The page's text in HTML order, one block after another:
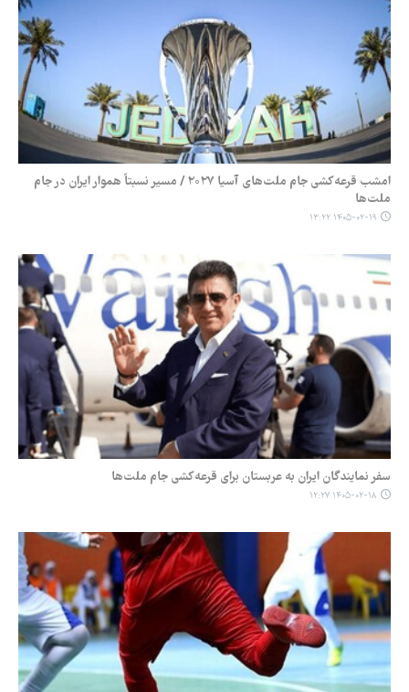
امشب قرعه‌کشی جام ملت‌های آسیا ۲۰۲۷ / مسیر نسبتاً هموار ایران در جام
ملت‌ها
۱۴۰۵-۰۲-۱۹ ۱۳:۲۲
سفر نمایندگان ایران به عربستان برای قرعه‌کشی جام ملت‌ها
۱۴۰۵-۰۲-۱۸ ۱۲:۲۷